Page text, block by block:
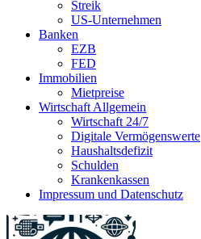
Streik
US-Unternehmen
Banken
EZB
FED
Immobilien
Mietpreise
Wirtschaft Allgemein
Wirtschaft 24/7
Digitale Vermögenswerte
Haushaltsdefizit
Schulden
Krankenkassen
Impressum und Datenschutz